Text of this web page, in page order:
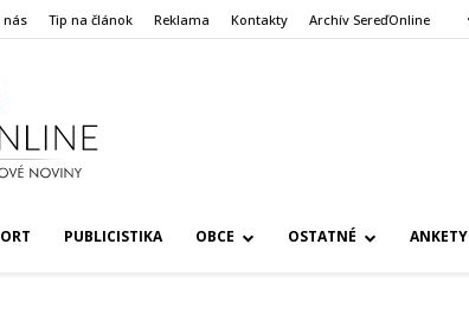
nás Tip na článok Reklama Kontakty Archív SereďOnline
PUBLICISTIKA OBCE OSTATNÉ ANKETY